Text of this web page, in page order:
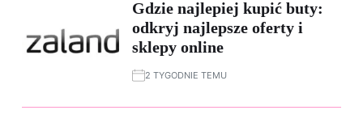
Gdzie najlepiej kupić buty:
odkryj najlepsze oferty i
sklepy online
2 TYGODNIE TEMU